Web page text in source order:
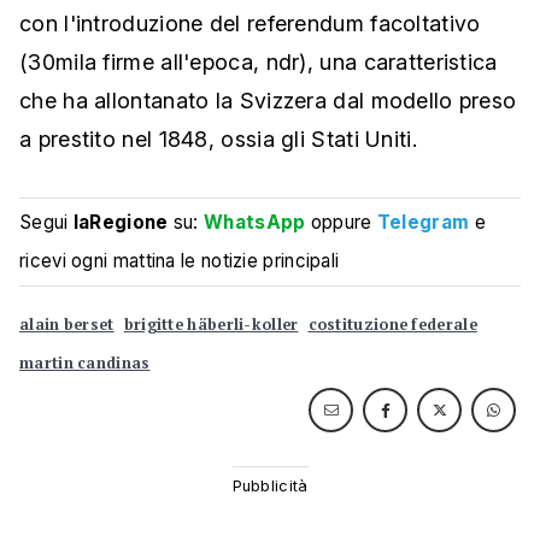
con l'introduzione del referendum facoltativo
(30mila firme all'epoca, ndr), una caratteristica
che ha allontanato la Svizzera dal modello preso
a prestito nel 1848, ossia gli Stati Uniti.
Segui laRegione su:WhatsApp oppure Telegram e
ricevi ogni mattina le notizie principali
alain berset brigitte häberli-koller costituzione federale
martin candinas